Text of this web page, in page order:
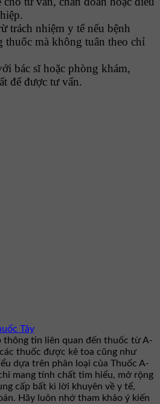
trách nhiệm y tế nếu bệnh
thuốc mà không tuân theo chỉ
bác sĩ hoặc phòng khám,
để được tư vấn.
Tây
thông tin liên quan đến thuốc từ A-
thuốc được kê toa cũng như
dựa trên phân loại của Thuốc A-
mang tính chất tìm hiểu, mở rộng
cấp bất kì lời khuyên về y tế,
Hãy luôn nhớ tham khảo ý kiến